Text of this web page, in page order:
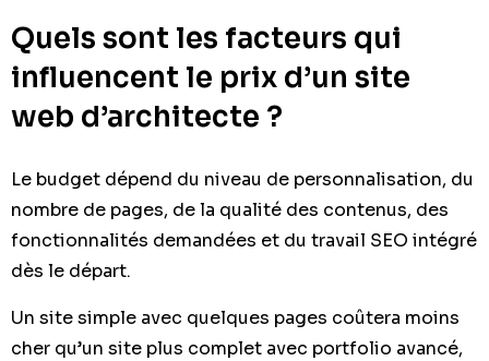
Quels sont les facteurs qui
influencent le prix d’un site
web d’architecte ?
Le budget dépend du niveau de personnalisation, du
nombre de pages, de la qualité des contenus, des
fonctionnalités demandées et du travail SEO intégré
dès le départ.
Un site simple avec quelques pages coûtera moins
cher qu’un site plus complet avec portfolio avancé,